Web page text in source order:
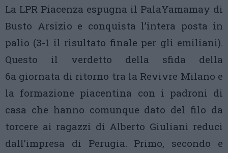
La LPR Piacenza espugna il PalaYamamay di
Busto Arsizio e conquista l’intera posta in
palio (3-1 il risultato finale per gli emiliani).
Questo il verdetto della sfida della
6a giornata di ritorno tra la Revivre Milano e
la formazione piacentina con i padroni di
casa che hanno comunque dato del filo da
torcere ai ragazzi di Alberto Giuliani reduci
dall’impresa di Perugia. Primo, secondo e